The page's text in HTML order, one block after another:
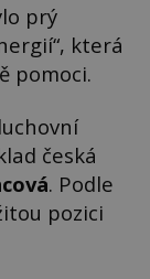
prý
která
pomoci.
česká
. Podle
pozici